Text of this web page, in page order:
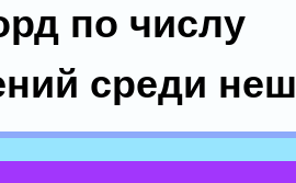
по числу
среди